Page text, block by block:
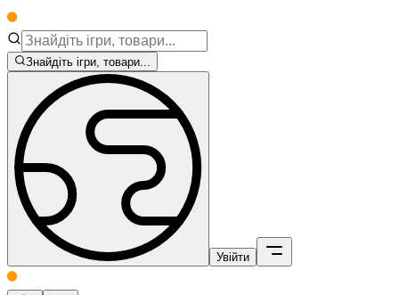
Знайдіть ігри, товари...
Увійти